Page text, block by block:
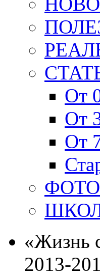
От
От
От
«Жизнь
2013-